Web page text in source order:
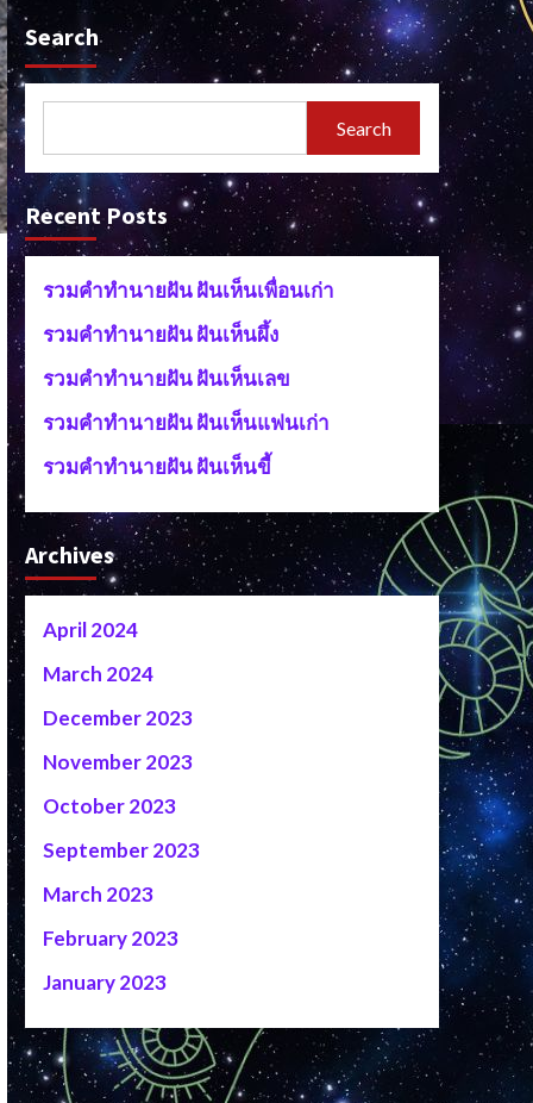
Search
Search
Recent Posts
รวมคำทำนายฝัน ฝันเห็นเพื่อนเก่า
รวมคำทำนายฝัน ฝันเห็นผึ้ง
รวมคำทำนายฝัน ฝันเห็นเลข
รวมคำทำนายฝัน ฝันเห็นแฟนเก่า
รวมคำทำนายฝัน ฝันเห็นขี้
Archives
April 2024
March 2024
December 2023
November 2023
October 2023
September 2023
March 2023
February 2023
January 2023